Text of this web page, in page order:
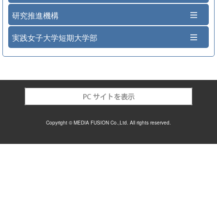
研究推進機構
実践女子大学短期大学部
Copyright © MEDIA FUSION Co.,Ltd. All rights reserved.